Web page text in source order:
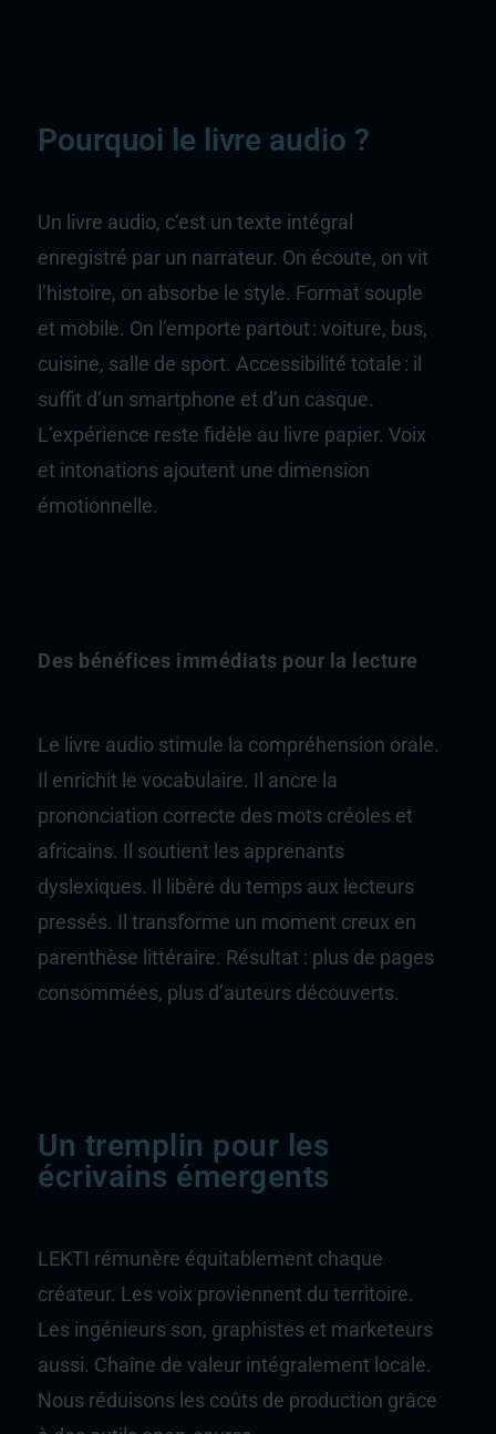
Pourquoi le livre audio ?
Un livre audio, c’est un texte intégral
enregistré par un narrateur. On écoute, on vit
l’histoire, on absorbe le style. Format souple
et mobile. On l’emporte partout : voiture, bus,
cuisine, salle de sport. Accessibilité totale : il
suffit d’un smartphone et d’un casque.
L’expérience reste fidèle au livre papier. Voix
et intonations ajoutent une dimension
émotionnelle.
Des bénéfices immédiats pour la lecture
Le livre audio stimule la compréhension orale.
Il enrichit le vocabulaire. Il ancre la
prononciation correcte des mots créoles et
africains. Il soutient les apprenants
dyslexiques. Il libère du temps aux lecteurs
pressés. Il transforme un moment creux en
parenthèse littéraire. Résultat : plus de pages
consommées, plus d’auteurs découverts.
Un tremplin pour les
écrivains émergents
LEKTI rémunère équitablement chaque
créateur. Les voix proviennent du territoire.
Les ingénieurs son, graphistes et marketeurs
aussi. Chaîne de valeur intégralement locale.
Nous réduisons les coûts de production grâce